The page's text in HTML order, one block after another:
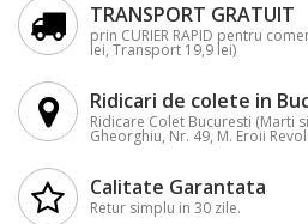
TRANSPORT GRATUIT
prin CURIER RAPID pentru
lei, Transport 19,9 lei)
Ridicari de colete in
Ridicare Colet Bucuresti (Marti
Gheorghiu, Nr. 49, M. Eroii
Calitate Garantata
Retur simplu in 30 zile.